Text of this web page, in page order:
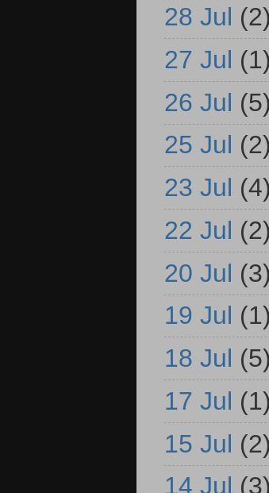
28 Jul (2)
27 Jul (1)
26 Jul (5)
25 Jul (2)
23 Jul (4)
22 Jul (2)
20 Jul (3)
19 Jul (1)
18 Jul (5)
17 Jul (1)
15 Jul (2)
14 Jul (3)